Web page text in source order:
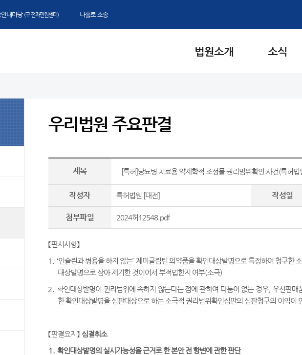
내마당 (구 전자민원센터) 나홀로 소송
법원소개 소식
우리법원 주요판결
제목 [특허]당뇨병 치료용 약제학적 조성물 권리범위확인 사건(특허
작성자 특허법원 [대전] 작성일
첨부파일 2024허12548.pdf
【판시사항】
1. ‘인슐린과 병용을 하지 않는’제미글립틴 의약품을 확인대상발명으로 특정하여 청구한
대상발명으로 삼아 제기한 것이어서 부적법한지 여부(소극)
2.확인대상발명이 권리범위에 속하지 않는다는 점에 관하여 다툼이 없는 경우,우선판매
한 확인대상발명을 심판대상으로 하는 소극적 권리범위확인심판의 심판청구의 이익이
【판결요지】 심결취소
1. 확인대상발명의 실시가능성을 근거로 한 본안 전 항변에 관한 판단